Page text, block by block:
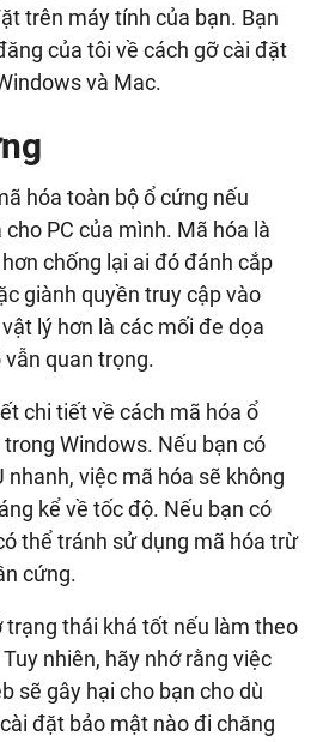
trên máy tính của bạn. Bạn
của tôi về cách gỡ cài đặt
và Mac.
hóa toàn bộ ổ cứng nếu
PC của mình. Mã hóa là
chống lại ai đó đánh cắp
giành quyền truy cập vào
lý hơn là các mối đe dọa
quan trọng.
chi tiết về cách mã hóa ổ
Windows. Nếu bạn có
nhanh, việc mã hóa sẽ không
kể về tốc độ. Nếu bạn có
thể tránh sử dụng mã hóa trừ
cứng.
trạng thái khá tốt nếu làm theo
nhiên, hãy nhớ rằng việc
sẽ gây hại cho bạn cho dù
đặt bảo mật nào đi chăng